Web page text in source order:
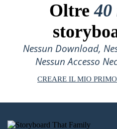
Oltre
Nessun Download,
Nessun Accesso
CREARE IL MIO